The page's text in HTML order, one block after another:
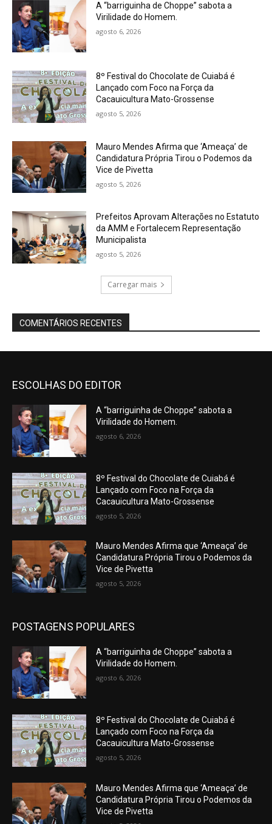
A “barriguinha de Choppe” sabota a
Virilidade do Homem.
agosto 6, 2026
8º Festival do Chocolate de Cuiabá é
Lançado com Foco na Força da
Cacauicultura Mato-Grossense
agosto 5, 2026
Mauro Mendes Afirma que ‘Ameaça’ de
Candidatura Própria Tirou o Podemos da
Vice de Pivetta
agosto 5, 2026
Prefeitos Aprovam Alterações no Estatuto
da AMM e Fortalecem Representação
Municipalista
agosto 5, 2026
Carregar mais
COMENTÁRIOS RECENTES
ESCOLHAS DO EDITOR
A “barriguinha de Choppe” sabota a
Virilidade do Homem.
agosto 6, 2026
8º Festival do Chocolate de Cuiabá é
Lançado com Foco na Força da
Cacauicultura Mato-Grossense
agosto 5, 2026
Mauro Mendes Afirma que ‘Ameaça’ de
Candidatura Própria Tirou o Podemos da
Vice de Pivetta
agosto 5, 2026
POSTAGENS POPULARES
A “barriguinha de Choppe” sabota a
Virilidade do Homem.
agosto 6, 2026
8º Festival do Chocolate de Cuiabá é
Lançado com Foco na Força da
Cacauicultura Mato-Grossense
agosto 5, 2026
Mauro Mendes Afirma que ‘Ameaça’ de
Candidatura Própria Tirou o Podemos da
Vice de Pivetta